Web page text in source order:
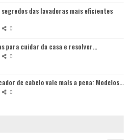
segredos das lavadoras mais eficientes
0
para cuidar da casa e resolver…
0
de cabelo vale mais a pena: Modelos…
0